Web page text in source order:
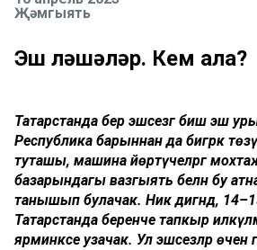
Җәмгыять
Эш өләшәләр. Кем ала?
Татарстанда бер эшсезгә биш эш
Республика барыннан да бигрәк
туташы, машина йөртүчеләргә
базарындагы вазгыять белән бу
танышып булачак. Ник дигәндә,
Татарстанда беренче тапкыр
ярминкәсе узачак. Ул эшсезләр өчен